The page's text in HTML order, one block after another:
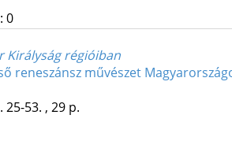
0
Királyság régióiban
reneszánsz művészet
25-53. , 29 p.